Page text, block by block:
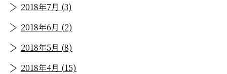
2018年7月 (3)
2018年6月 (2)
2018年5月 (8)
2018年4月 (15)